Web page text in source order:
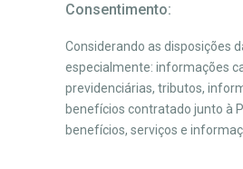
Consentimento:
Considerando as disposições
especialmente: informações
previdenciárias, tributos,
benefícios contratado junto à
benefícios, serviços e